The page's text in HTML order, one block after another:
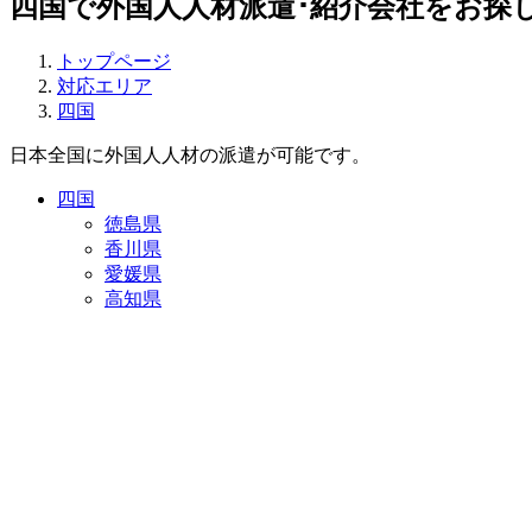
四国で外国人人材派遣･紹介会社をお探
トップページ
対応エリア
四国
日本全国に外国人人材の派遣が可能です。
四国
徳島県
香川県
愛媛県
高知県